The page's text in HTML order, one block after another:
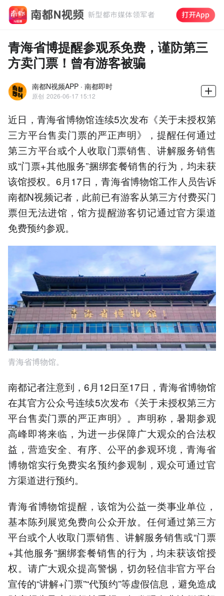
青海省博提醒参观系免费，谨防第三
方卖门票！曾有游客被骗
南都N视频APP · 南都即时
原创 2026-06-17 15:12
近日，青海省博物馆连续5次发布《关于未授权第
三方平台售卖门票的严正声明》，提醒任何通过
第三方平台或个人收取门票销售、讲解服务销售
或“门票+其他服务”捆绑套餐销售的行为，均未获
该馆授权。6月17日，青海省博物馆工作人员告诉
南都N视频记者，此前已有游客从第三方付费买门
票但无法进馆，馆方提醒游客切记通过官方渠道
免费预约参观。
青海省博物馆。
南都记者注意到，6月12日至17日，青海省博物馆
在其官方公众号连续5次发布《关于未授权第三方
平台售卖门票的严正声明》。声明称，暑期参观
高峰即将来临，为进一步保障广大观众的合法权
益，营造安全、有序、公平的参观环境，青海省
博物馆实行免费实名预约参观制，观众可通过官
方渠道进行预约。
青海省博物馆提醒，该馆为公益一类事业单位，
基本陈列展览免费向公众开放。任何通过第三方
平台或个人收取门票销售、讲解服务销售或“门票
+其他服务”捆绑套餐销售的行为，均未获该馆授
权。请广大观众提高警惕，切勿轻信非官方平台
宣传的“讲解+门票”“代预约”等虚假信息，避免造成